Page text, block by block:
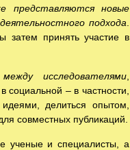
представляются новые
подхода
затем принять участие в
исследователями
– в частности,
делиться опытом,
совместных публикаций.
ученые и специалисты, а